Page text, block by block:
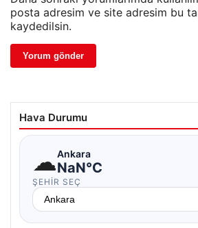
posta adresim ve site adresim bu
kaydedilsin.
Hava Durumu
☁Ankara
NaN°C
ŞEHIR SEÇ